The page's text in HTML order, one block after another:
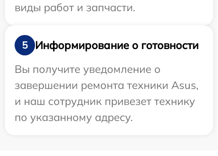
виды работ и запчасти.
5
Информирование о готовности
Вы получите уведомление о
завершении ремонта техники Asus,
и наш сотрудник привезет технику
по указанному адресу.